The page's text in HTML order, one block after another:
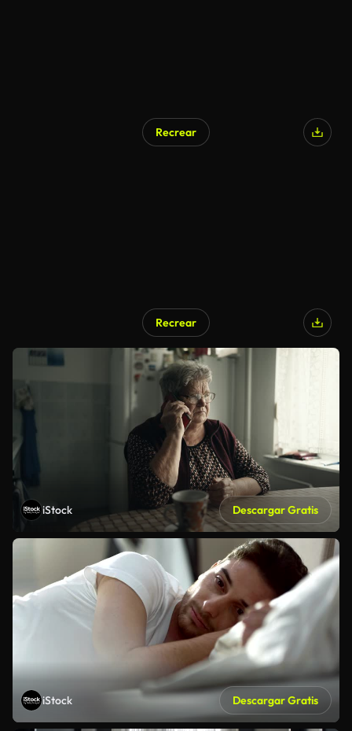
Recrear
Recrear
iStock Descargar Gratis
iStock Descargar Gratis